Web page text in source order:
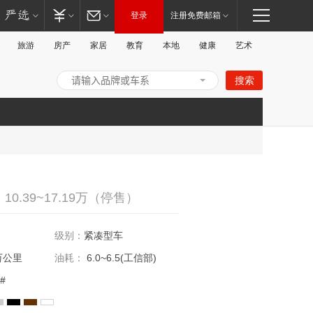
登录 注册免费邮箱
旅游 房产 家居 教育 本地 健康 艺术
搜索
万（停售）
级别： 紧凑型车
里 油耗：
6.0~6.5(工信部)